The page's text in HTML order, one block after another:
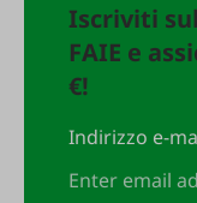
Iscriviti
FAIE e
€!
Indirizzo e-